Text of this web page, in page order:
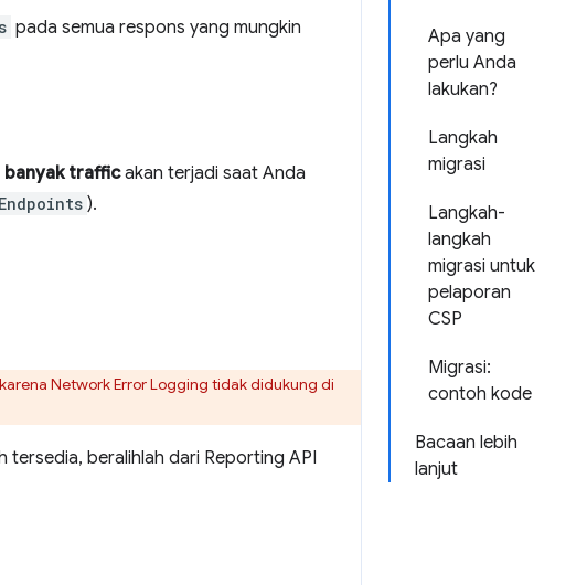
Apa yang
perlu Anda
lakukan?
Langkah
migrasi
Langkah-
langkah
migrasi untuk
pelaporan
CSP
Migrasi:
contoh kode
Bacaan lebih
lanjut
pada semua respons yang mungkin
banyak trafficakan terjadi saat Anda
).
Network Error Logging tidak didukung di
tersedia, beralihlah dari Reporting API